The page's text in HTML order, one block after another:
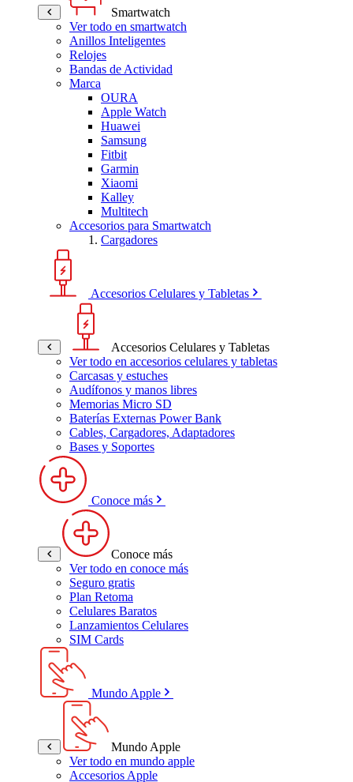
Smartwatch
Ver todo en smartwatch
Anillos Inteligentes
Relojes
Bandas de Actividad
Marca
OURA
Apple Watch
Huawei
Samsung
Fitbit
Garmin
Xiaomi
Kalley
Multitech
Accesorios para Smartwatch
Cargadores
Accesorios Celulares y Tabletas
Accesorios Celulares y Tabletas
Ver todo en accesorios celulares y tabletas
Carcasas y estuches
Audífonos y manos libres
Memorias Micro SD
Baterías Externas Power Bank
Cables, Cargadores, Adaptadores
Bases y Soportes
Conoce más
Conoce más
Ver todo en conoce más
Seguro gratis
Plan Retoma
Celulares Baratos
Lanzamientos Celulares
SIM Cards
Mundo Apple
Mundo Apple
Ver todo en mundo apple
Accesorios Apple